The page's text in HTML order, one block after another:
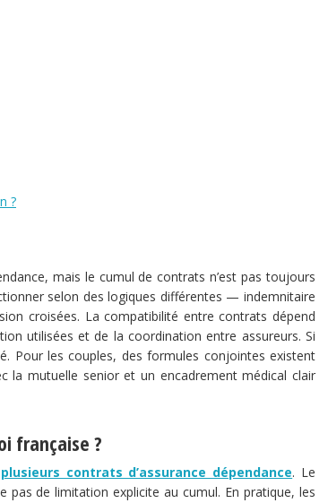
?
mais le cumul de contrats n’est pas toujours
selon des logiques différentes — indemnitaire
croisées. La compatibilité entre contrats dépend
utilisées et de la coordination entre assureurs. Si
Pour les couples, des formules conjointes existent
la mutuelle senior et un encadrement médical clair
française ?
plusieurs contrats d’assurance dépendance. Le
pas de limitation explicite au cumul. En pratique, les